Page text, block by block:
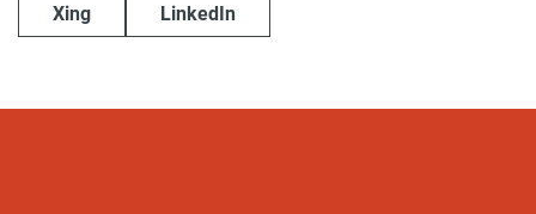
Xing LinkedIn